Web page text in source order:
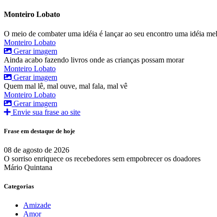
Monteiro Lobato
O meio de combater uma idéia é lançar ao seu encontro uma idéia
Monteiro Lobato
Gerar imagem
Ainda acabo fazendo livros onde as crianças possam morar
Monteiro Lobato
Gerar imagem
Quem mal lê, mal ouve, mal fala, mal vê
Monteiro Lobato
Gerar imagem
Envie sua frase ao site
Frase em destaque de hoje
08 de agosto de 2026
O sorriso enriquece os recebedores sem empobrecer os doadores
Mário Quintana
Categorias
Amizade
Amor